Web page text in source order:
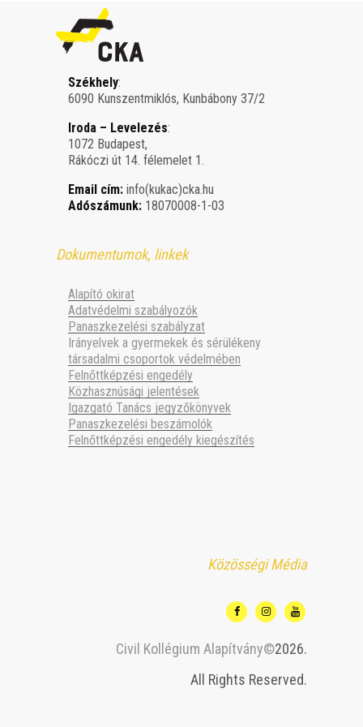
Székhely:
6090 Kunszentmiklós, Kunbábony 37/2
Iroda – Levelezés:
1072 Budapest,
Rákóczi út 14. félemelet 1.
Email cím: info(kukac)cka.hu
Adószámunk: 18070008-1-03
Dokumentumok, linkek
Alapító okirat
Adatvédelmi szabályozók
Panaszkezelési szabályzat
Irányelvek a gyermekek és sérülékeny
társadalmi csoportok védelmében
Felnőttképzési engedély
Közhasznúsági jelentések
Igazgató Tanács jegyzőkönyvek
Panaszkezelési beszámolók
Felnőttképzési engedély kiegészítés
Közösségi Média
Civil Kollégium Alapítvány©2026.
All Rights Reserved.